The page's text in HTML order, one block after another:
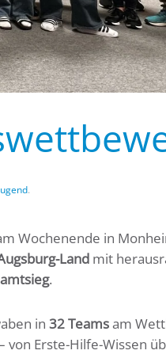
.
Wochenende in
Land mit
.
in 32 Teamsam
von Erste-Hilfe-Wissen